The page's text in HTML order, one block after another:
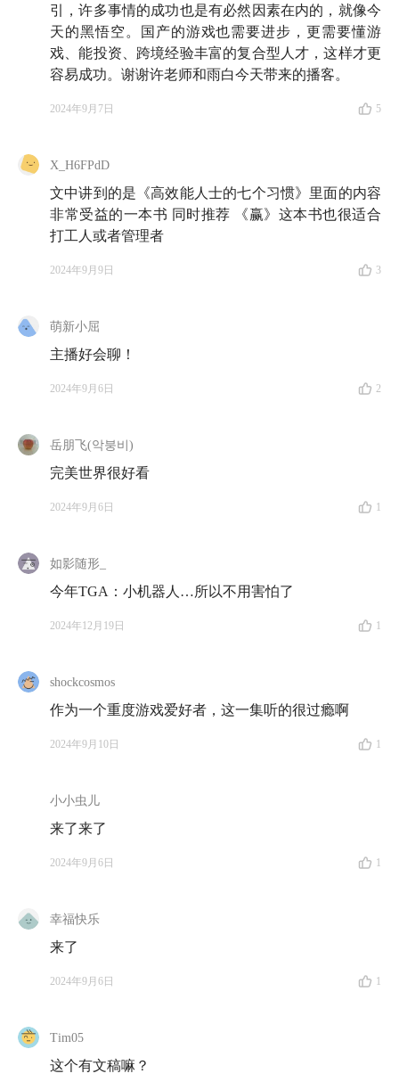
家的话来说，确实领先几个版本。在刚开始做小酒馆的
时候，我就特别想请他来做客。在这期节目里，许老师
和我们畅快地聊了很多。他讲了游戏行业到底是怎样运
作的，什么样的人适合做游戏。他不仅分享了自己在游
戏行业的宝贵经验与洞察，还坦诚地讲述了个人职场经
戏投资人的视角，深入剖析了为什么第一款国产 3A 游
戏在这时诞生是一种必然，以及接下来，整个游戏行业
的投资风向会产生什么样的变化。
我会把这些内容注释放在文稿区，帮助大家更好理解。
场中少走一些弯路，这期节目很值得你听一听，希望你
会喜欢。
*本期内容仅为嘉宾个人经验分享，言论仅代表个人观
议。
💡 本期嘉宾
产业十大影响力人物，曾任乐游科技控股 CEO、巨人
网络投资总监、完美世界 CBO 等。
Part 01 什么人适合游戏行业？这一行到底啥情
况？大多数人可能都想错了
13:06三五年内，大部分从业者都不会被 AI 替代：裁
游戏，但 100 个从业者里，可能只有 1 个人有这样的职
能权限」
25:28复合型人才总是最稀缺的：如果你懂一些美术，
28:53
耀之于英雄联盟，英雄联盟之于 DOTA
引，许多事情的成功也是有必然因素在内的，就像今
天的黑悟空。国产的游戏也需要进步，更需要懂游
戏、能投资、跨境经验丰富的复合型人才，这样才更
容易成功。谢谢许老师和雨白今天带来的播客。
2024年9月7日 5
X_H6FPdD
文中讲到的是《高效能人士的七个习惯》里面的内容
非常受益的一本书 同时推荐 《赢》这本书也很适合
打工人或者管理者
2024年9月9日 3
萌新小屈
主播好会聊！
2024年9月6日 2
岳朋飞(악붕비)
完美世界很好看
2024年9月6日 1
如影随形_
今年TGA：小机器人…所以不用害怕了
2024年12月19日 1
shockcosmos
作为一个重度游戏爱好者，这一集听的很过瘾啊
2024年9月10日 1
小小虫儿
来了来了
2024年9月6日 1
幸福快乐
来了
2024年9月6日 1
Tim05
这个有文稿嘛？